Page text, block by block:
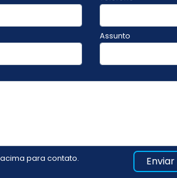
Assunto
para contato.
Enviar